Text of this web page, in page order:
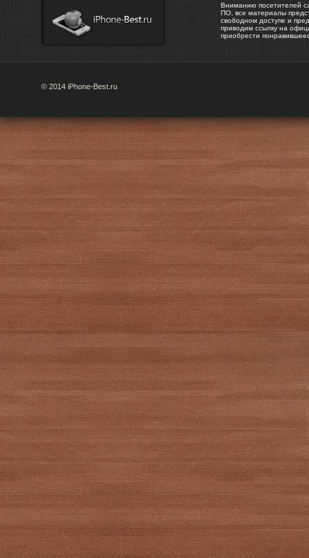
Вниманию посетителей
ПО, все материалы
свободном доступе и
приводим ссылку на
приобрести
© 2014 iPhone-Best.ru